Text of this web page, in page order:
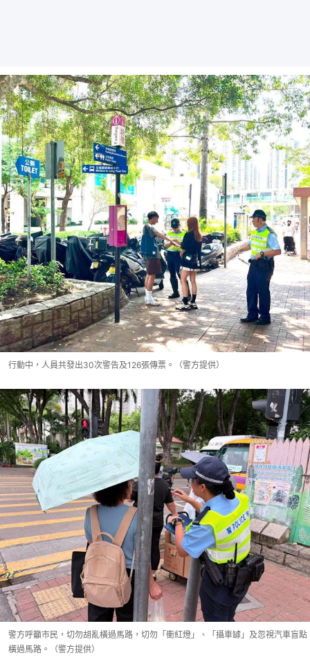
行動中，人員共發出30次警告及126張傳票。（警方提供）
警方呼籲市民，切勿胡亂橫過馬路，切勿「衝紅燈」、「攝車罅」及忽視汽車盲點
橫過馬路。（警方提供）